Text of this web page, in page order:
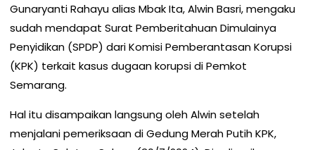
Gunaryanti Rahayu alias Mbak Ita, Alwin Basri, mengaku
sudah mendapat Surat Pemberitahuan Dimulainya
Penyidikan (SPDP) dari Komisi Pemberantasan Korupsi
(KPK) terkait kasus dugaan korupsi di Pemkot
Semarang.
Hal itu disampaikan langsung oleh Alwin setelah
menjalani pemeriksaan di Gedung Merah Putih KPK,